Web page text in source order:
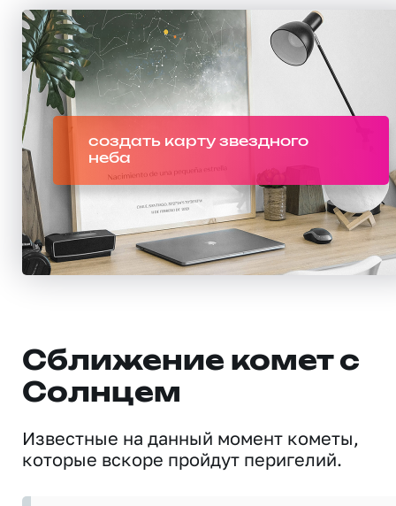
создать карту звездного
неба
Сближение комет с
Солнцем
Известные на данный момент кометы,
которые вскоре пройдут перигелий.